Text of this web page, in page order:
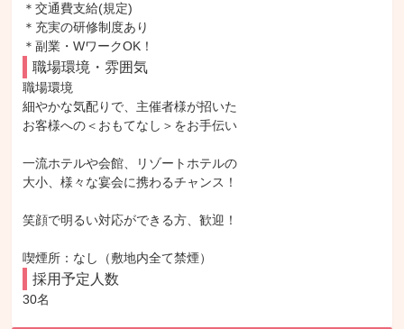
＊交通費支給(規定)
＊充実の研修制度あり
＊副業・WワークOK！
職場環境・雰囲気
職場環境
細やかな気配りで、主催者様が招いた
お客様への＜おもてなし＞をお手伝い
一流ホテルや会館、リゾートホテルの
大小、様々な宴会に携わるチャンス！
笑顔で明るい対応ができる方、歓迎！
喫煙所：なし（敷地内全て禁煙）
採用予定人数
30名